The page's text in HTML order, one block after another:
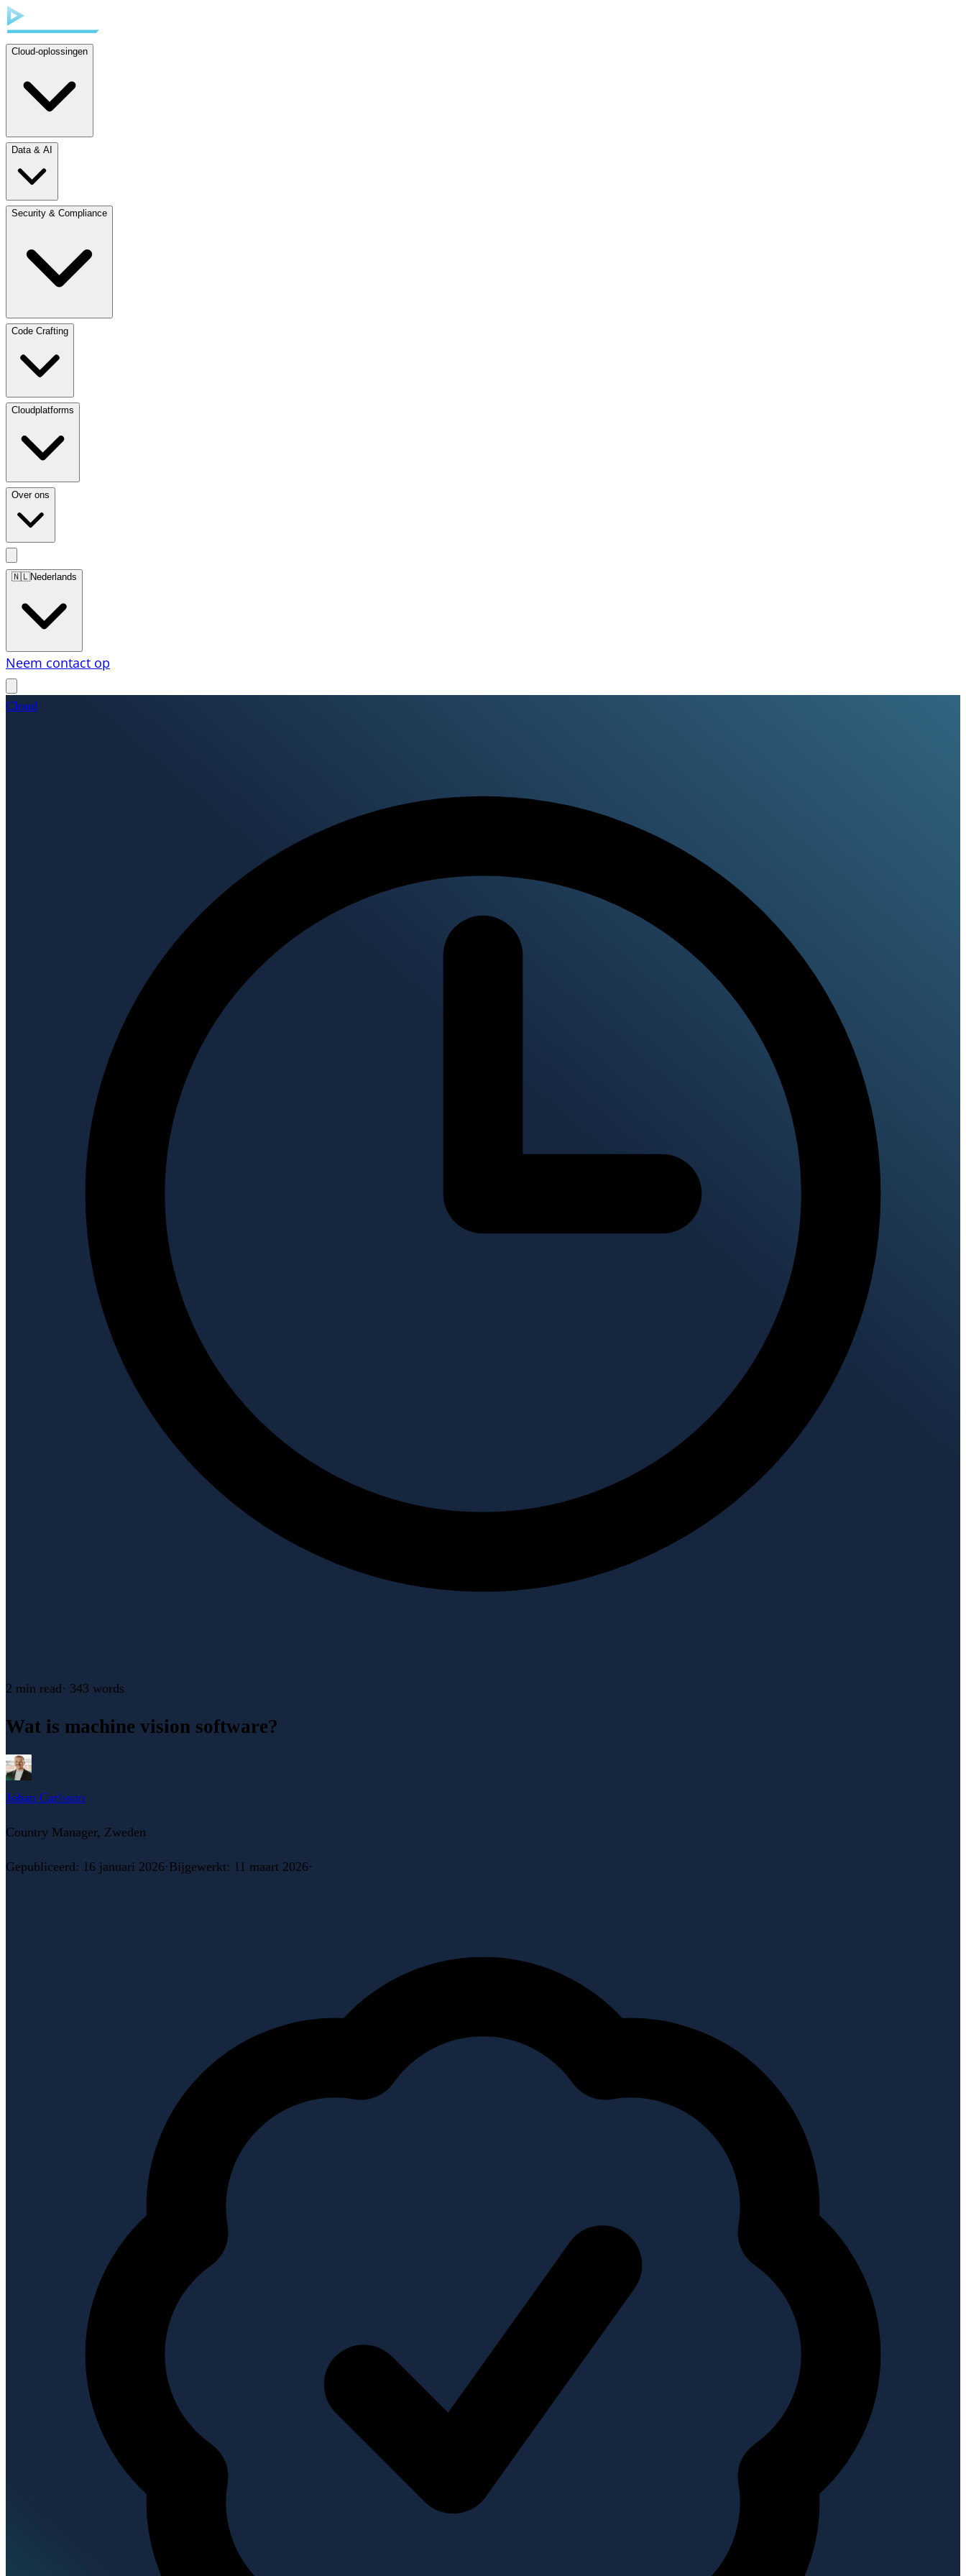
Cloud-oplossingen
Data & AI
Security & Compliance
Code Crafting
Cloudplatforms
Over ons
🇳🇱Nederlands
Neem contact op
Cloud
2 min read· 343 words
Wat is machine vision software?
Johan Carlsson
Country Manager, Zweden
Gepubliceerd: 16 januari 2026·Bijgewerkt: 11 maart 2026·